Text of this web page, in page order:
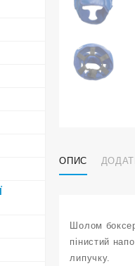
ОПИС
Шолом
пінистий
липучку.